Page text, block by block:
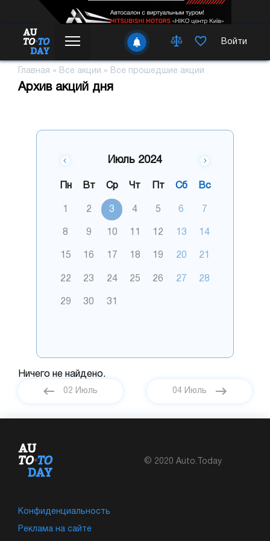
Войти
Главная » Все акции » Все прошедшие акции
Архив акций дня
Июль 2024
Пн Вт Ср Чт Пт Сб Вс
1 2 3 4 5 6 7
8 9 10 12 13 14
15 16 17 18 19 20 21
22 23 24 25 26 27 28
29 30 31
Ничего не найдено.
02 Июль 04 Июль
© 2020 Auto.Today
Конфиденциальность
Реклама на сайте